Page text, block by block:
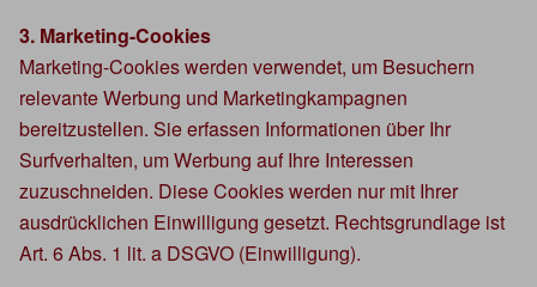
3. Marketing-Cookies
Marketing-Cookies werden verwendet, um Besuchern
relevante Werbung und Marketingkampagnen
bereitzustellen. Sie erfassen Informationen über Ihr
Surfverhalten, um Werbung auf Ihre Interessen
zuzuschneiden. Diese Cookies werden nur mit Ihrer
ausdrücklichen Einwilligung gesetzt. Rechtsgrundlage ist
Art. 6 Abs. 1 lit. a DSGVO (Einwilligung).